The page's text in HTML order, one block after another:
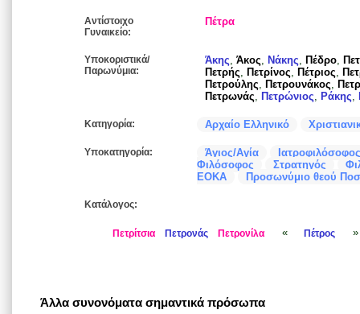
Αντίστοιχο
Γυναικείο:
Πέτρα
Υποκοριστικά/
Παρωνύμια:
Άκης, Άκος, Νάκης, Πέδρο,
Πετρής, Πετρίνος, Πέτριος,
Πετρούλης, Πετρουνάκος,
Πετρωνάς, Πετρώνιος, Ράκης,
Κατηγορία: Αρχαίο Ελληνικό
Υποκατηγορία: Άγιος/Αγία
Ιατροφιλόσοφος
Φιλόσοφος
Στρατηγός
ΕΟΚΑ
Προσωνύμιο θεού
Κατάλογος:
Πετρίτσια Πετρονάς Πετρονίλα « Πέτρος »
Άλλα συνονόματα σημαντικά πρόσωπα